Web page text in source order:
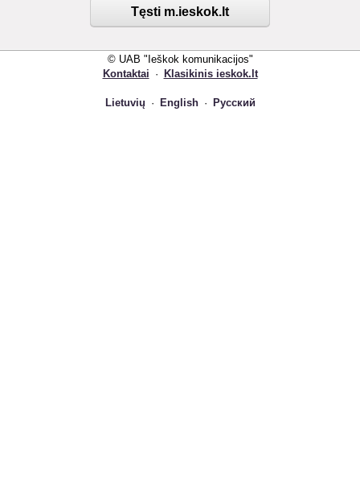
Tęsti m.ieskok.lt
© UAB "Ieškok komunikacijos"
Kontaktai · Klasikinis ieskok.lt
Lietuvių · English · Русский